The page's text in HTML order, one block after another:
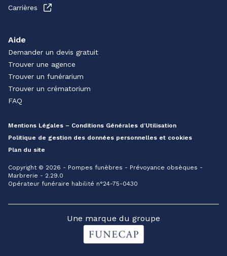
Carrières
Aide
Demander un devis gratuit
Trouver une agence
Trouver un funérarium
Trouver un crématorium
FAQ
Mentions Légales – Conditions Générales d’Utilisation
Politique de gestion des données personnelles et cookies
Plan du site
Copyright © 2026 - Pompes funèbres - Prévoyance obsèques -
Marbrerie - 2.29.0
Opérateur funéraire habilité n°24-75-0430
Une marque du groupe